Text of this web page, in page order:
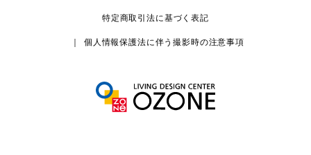
特定商取引法に基づく表記
個人情報保護法に伴う撮影時の注意事項